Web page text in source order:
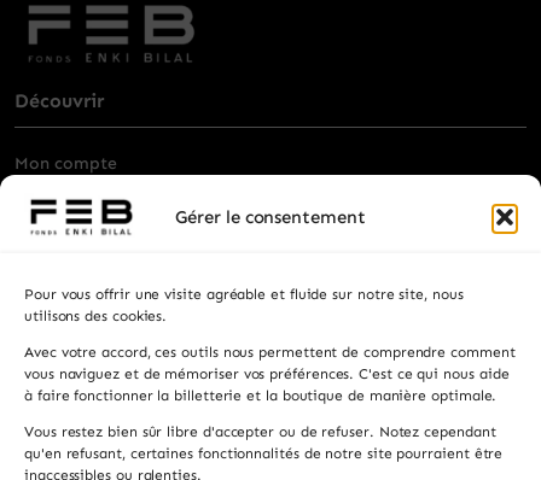
Gérer le consentement
Pour vous offrir une visite agréable et fluide sur notre site, nous
utilisons des cookies.
Avec votre accord, ces outils nous permettent de comprendre comment
vous naviguez et de mémoriser vos préférences. C'est ce qui nous aide
à faire fonctionner la billetterie et la boutique de manière optimale.
Vous restez bien sûr libre d'accepter ou de refuser. Notez cependant
qu'en refusant, certaines fonctionnalités de notre site pourraient être
inaccessibles ou ralenties.
Découvrir
Mon compte
Billetterie
Privatisation
Contacts
Recevez les actualités, la programmation et les
informations pratiques.